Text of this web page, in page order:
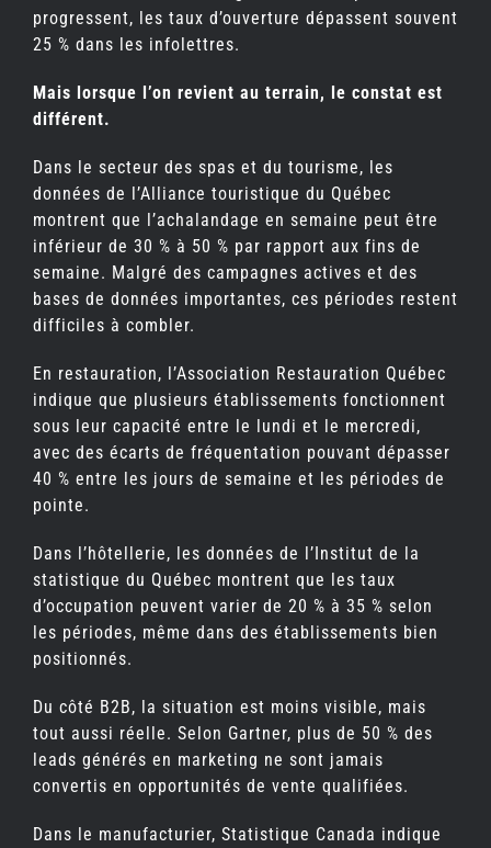
progressent, les taux d’ouverture dépassent souvent
25 % dans les infolettres.
Mais lorsque l’on revient au terrain, le constat est
différent.
Dans le secteur des spas et du tourisme, les
données de l’Alliance touristique du Québec
montrent que l’achalandage en semaine peut être
inférieur de 30 % à 50 % par rapport aux fins de
semaine. Malgré des campagnes actives et des
bases de données importantes, ces périodes restent
difficiles à combler.
En restauration, l’Association Restauration Québec
indique que plusieurs établissements fonctionnent
sous leur capacité entre le lundi et le mercredi,
avec des écarts de fréquentation pouvant dépasser
40 % entre les jours de semaine et les périodes de
pointe.
Dans l’hôtellerie, les données de l’Institut de la
statistique du Québec montrent que les taux
d’occupation peuvent varier de 20 % à 35 % selon
les périodes, même dans des établissements bien
positionnés.
Du côté B2B, la situation est moins visible, mais
tout aussi réelle. Selon Gartner, plus de 50 % des
leads générés en marketing ne sont jamais
convertis en opportunités de vente qualifiées.
Dans le manufacturier, Statistique Canada indique